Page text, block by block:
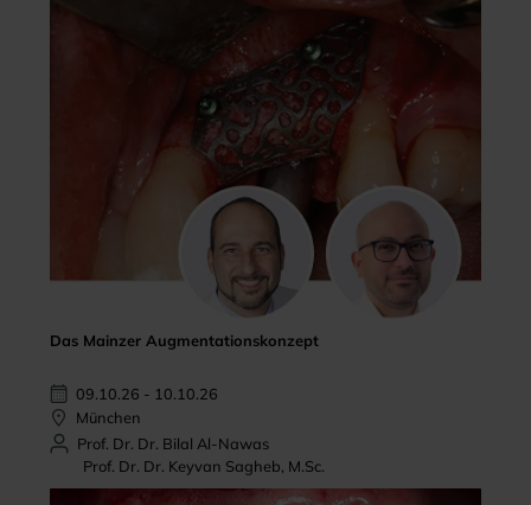
Das Mainzer Augmentationskonzept
09.10.26 - 10.10.26
München
Prof. Dr. Dr. Bilal Al-Nawas
Prof. Dr. Dr. Keyvan Sagheb, M.Sc.